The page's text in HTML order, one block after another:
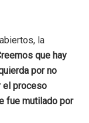
la
que hay
por no
el proceso
fue mutilado por